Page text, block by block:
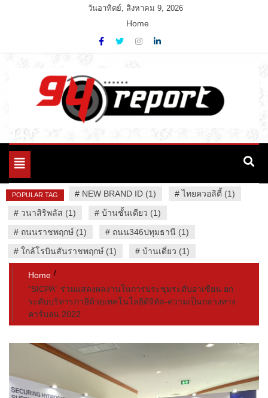
วันอาทิตย์, สิงหาคม 9, 2026
Home
94 Report.com
Variety News
Toggle
POPULAR TAG # NEW BRAND ID (1) #ไทยควอลิตี้ (1)
# วนาสิริพลัส (1) # บ้านชั้นเดียว (1)
# ถนนราชพฤกษ์ (1) # ถนน346ปทุมธานี (1)
# ใกล้โรบินสันราชพฤกษ์ (1) # บ้านเดี่ยว (1)
Home
“SICPA” ร่วมแสดงผลงานในการประชุมระดับอาเซียน ยก
ระดับบริหารภาษีด้วยเทคโนโลยีดิจิทัล-ความเป็นกลางทาง
คาร์บอน 2022